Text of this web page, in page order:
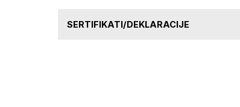
SERTIFIKATI/DEKLARACIJE